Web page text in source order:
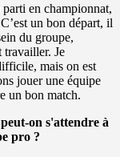
en championnat,
un bon départ, il
du groupe,
Je
mais on est
jouer une équipe
un bon match.
on s'attendre à
pro ?